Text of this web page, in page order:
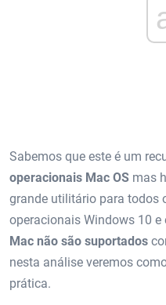
Sabemos que este é um
operacionais Mac OS mas
grande utilitário para todos
operacionais Windows 10
Mac não são suportados
nesta análise veremos
prática.